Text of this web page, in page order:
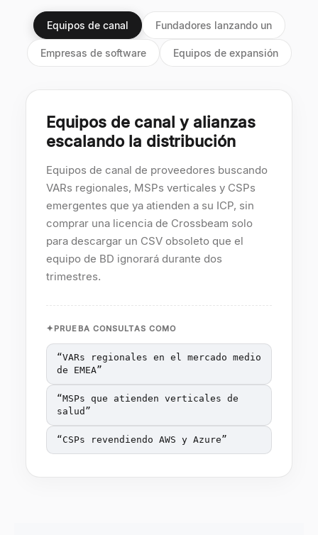
Equipos de canal Fundadores lanzando un
Empresas de software Equipos de expansión
Equipos de canal y alianzas
escalando la distribución
Equipos de canal de proveedores buscando
VARs regionales, MSPs verticales y CSPs
emergentes que ya atienden a su ICP, sin
comprar una licencia de Crossbeam solo
para descargar un CSV obsoleto que el
equipo de BD ignorará durante dos
trimestres.
PRUEBA CONSULTAS COMO
“VARs regionales en el mercado medio
de EMEA”
“MSPs que atienden verticales de
salud ”
“CSPs revendiendo AWS y Azure”